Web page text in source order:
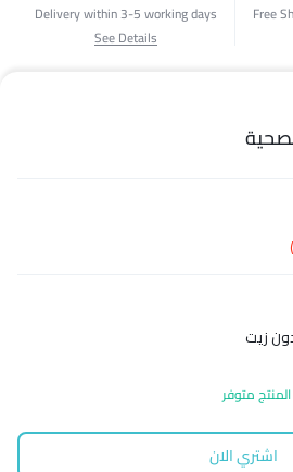
Free
Delivery within 3-5 working days
See Details
زيت
المنتج متوفر
اشتري الان